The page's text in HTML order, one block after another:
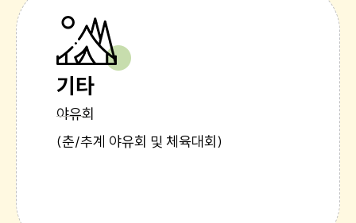
기타
야유회
(춘/추계 야유회 및 체육대회)